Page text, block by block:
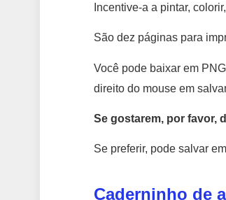
Incentive-a a pintar,
São dez páginas para
Você pode baixar em
direito do mouse em
Se gostarem, por favor,
Se preferir, pode salvar
Caderninho de